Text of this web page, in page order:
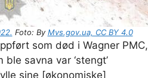
Foto: ByMvs.gov.ua, CC BY 4.0
som død i Wagner PMC,
savna var ‘stengt’
sine [økonomiske]